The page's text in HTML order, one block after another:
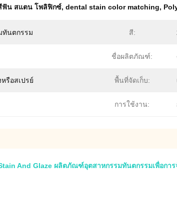
น สแตน โพลิฟิกซ์, dental stain color matching,
ทันตกรรม สี:
ชื่อผลิตภัณฑ์:
รือสเปรย์ พื้นที่จัดเก็บ:
การใช้งาน:
Stain And Glaze ผลิตภัณฑ์อุตสาหกรรมทันตกรรมเพื่อก